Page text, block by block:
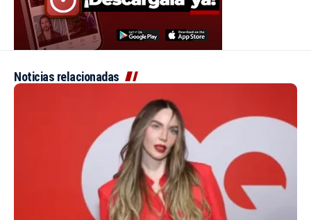
Noticias relacionadas